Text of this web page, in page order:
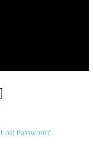
Lost Password?